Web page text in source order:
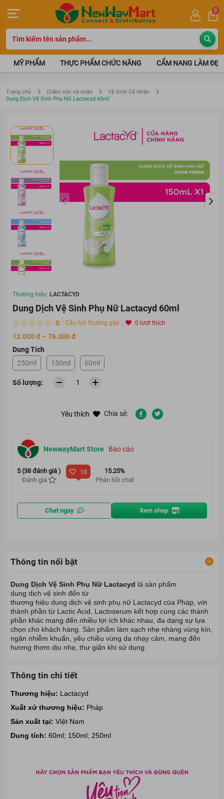
0
MỸ PHẨM THỰC PHẨM CHỨC NĂNG CẨM NANG LÀM ĐẸP
Trang chủ Chăm sóc cá nhân
Vệ Sinh Cá Nhân
Dung Dịch Vệ Sinh Phụ Nữ Lactacyd 60ml
Thương hiệu: LACTACYD
Dung Dịch Vệ Sinh Phụ Nữ Lactacyd 60ml
0 Câu hỏi thường gặp 0 lượt thích
12.000 đ ~ 76.000 đ
Dung Tích
250ml
150ml 60ml
Số lượng:
NewwayMart Store Báo cáo
5 (38 đánh giá )
Đánh giá
18
15.25%
Phản hồi chat
Chat ngay Xem shop
Yêu thích Chia sẻ:
Thông tin nổi bật
Dung Dịch Vệ Sinh Phụ Nữ Lactacyd là sản phẩm
dung dịch vệ sinh đến từ
thương hiệu dung dịch vệ sinh phụ nữ Lactacyd của Pháp, với
thành phần từ Lactic Acid, Lactoserum kết hợp cùng các thành
phần khác mang đến nhiều lợi ích khác nhau, đa dạng sự lựa
chọn cho khách hàng. Sản phẩm làm sạch nhẹ nhàng vùng kín,
ngăn nhiễm khuẩn, yêu chiều vùng da nhạy cảm, mang đến
hương thơm dịu nhẹ, thư giãn khi sử dụng.
Thông tin chi tiết
Thương hiệu: Lactacyd
Xuất xứ thương hiệu: Pháp
Sản xuất tại: Việt Nam
Dung tích: 60ml; 150ml; 250ml